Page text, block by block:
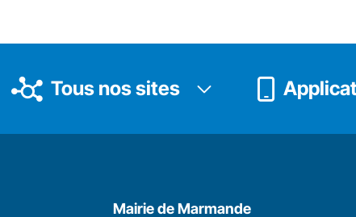
Tous nos sites
Mairie de Marmande